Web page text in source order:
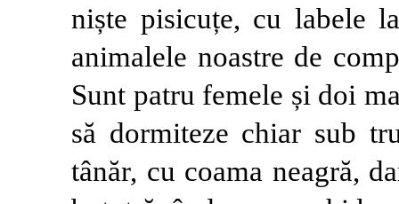
niște pisi­cuțe, cu labele
animalele noastre de
Sunt patru femele și doi
să dormiteze chiar sub
tânăr, cu coama neagră,